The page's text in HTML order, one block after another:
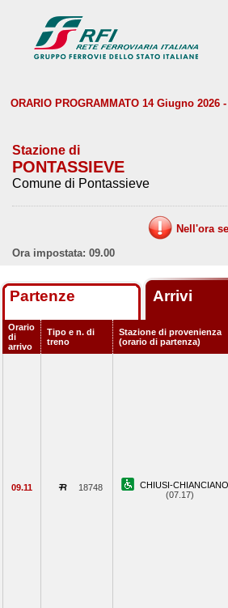
ORARIO PROGRAMMATO 14 Giugno 2026
Stazione di
PONTASSIEVE
Comune di Pontassieve
Nell'ora
Ora impostata: 09.00
Partenze Arrivi
Orario
di
arrivo
Tipo e n. di
treno
Stazione di provenienza
(orario di partenza)
09.11 18748
CHIUSI-
(07.17)